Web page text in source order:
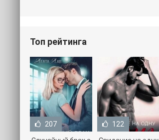
Топ рейтинга
207 122